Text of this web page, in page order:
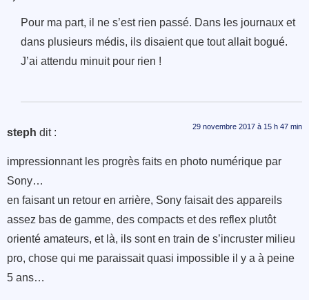
Pour ma part, il ne s’est rien passé. Dans les journaux et
dans plusieurs médis, ils disaient que tout allait bogué.
J’ai attendu minuit pour rien !
steph dit : 29 novembre 2017 à 15 h 47 min
impressionnant les progrès faits en photo numérique par
Sony…
en faisant un retour en arrière, Sony faisait des appareils
assez bas de gamme, des compacts et des reflex plutôt
orienté amateurs, et là, ils sont en train de s’incruster milieu
pro, chose qui me paraissait quasi impossible il y a à peine
5 ans…